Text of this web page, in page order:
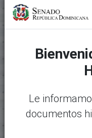
Le
documentos